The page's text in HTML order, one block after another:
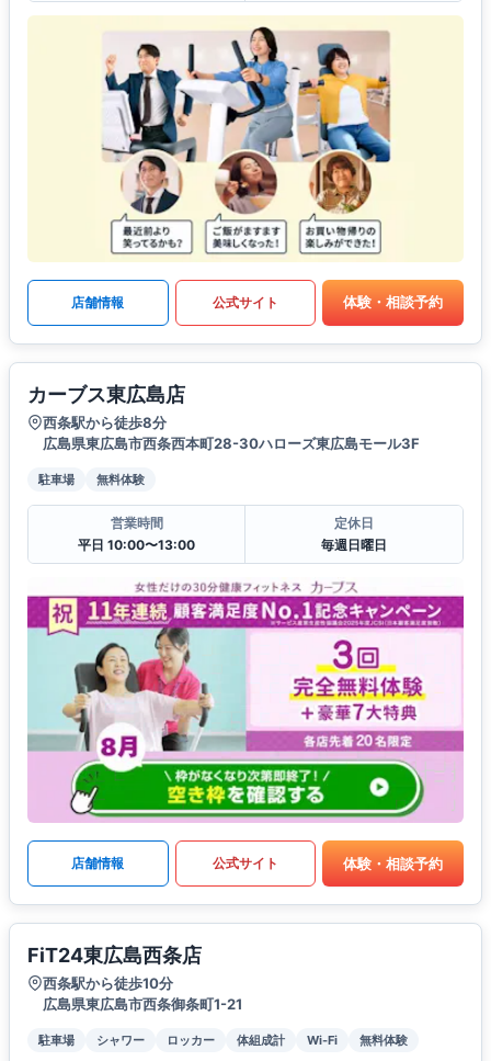
店舗情報 公式サイト 体験・相談予約
カーブス東広島店
西条駅から徒歩8分
広島県東広島市西条西本町28-30ハローズ東広島モール3F
駐車場 無料体験
営業時間
平日 10:00〜13:00
定休日
毎週日曜日
店舗情報 公式サイト 体験・相談予約
FiT24東広島西条店
西条駅から徒歩10分
広島県東広島市西条御条町1-21
駐車場 シャワー ロッカー 体組成計 Wi-Fi 無料体験